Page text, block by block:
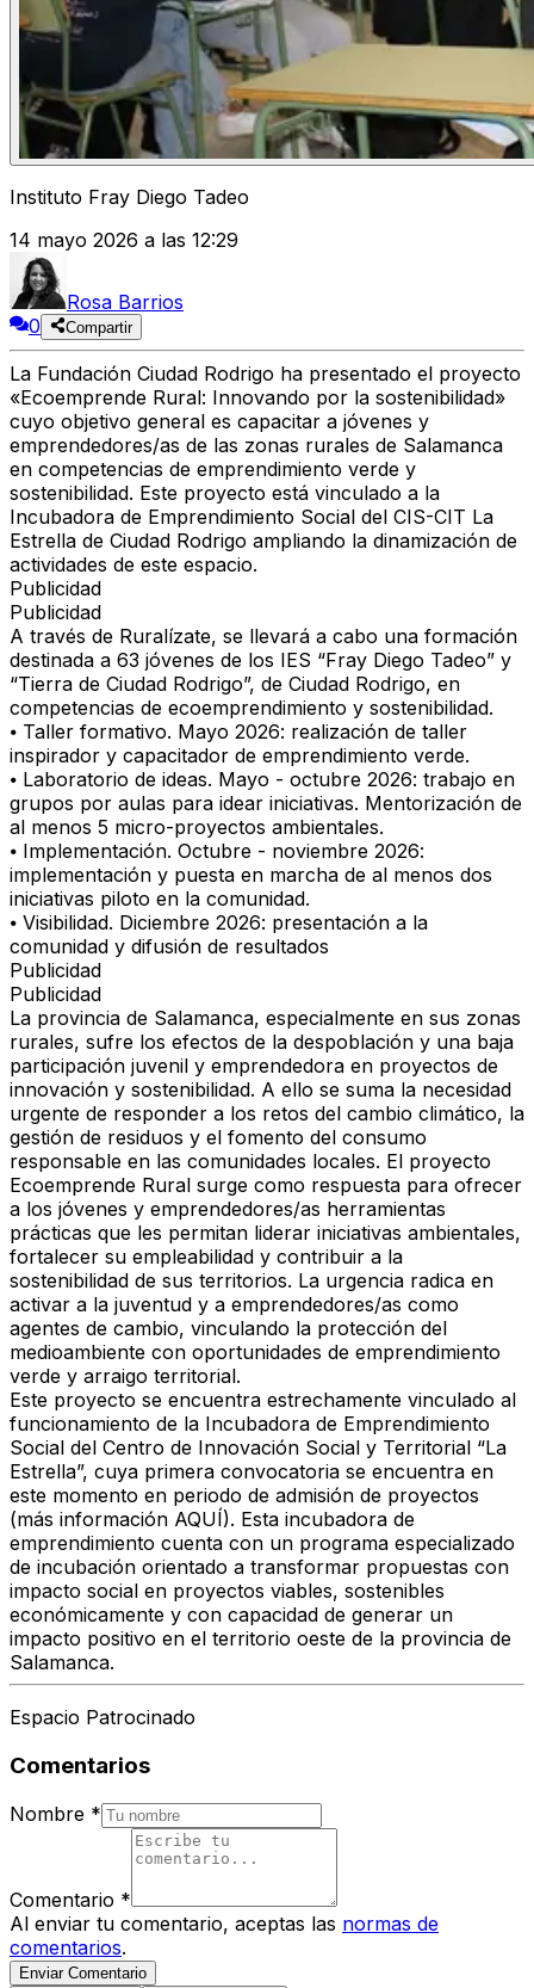
Instituto Fray Diego Tadeo
14 mayo 2026 a las 12:29
Rosa Barrios
0
Compartir
La Fundación Ciudad Rodrigo ha presentado el proyecto
«Ecoemprende Rural: Innovando por la sostenibilidad»
cuyo objetivo general es capacitar a jóvenes y
emprendedores/as de las zonas rurales de Salamanca
en competencias de emprendimiento verde y
sostenibilidad. Este proyecto está vinculado a la
Incubadora de Emprendimiento Social del CIS-CIT La
Estrella de Ciudad Rodrigo ampliando la dinamización de
actividades de este espacio.
Publicidad
Publicidad
A través de Ruralízate, se llevará a cabo una formación
destinada a 63 jóvenes de los IES “Fray Diego Tadeo” y
“Tierra de Ciudad Rodrigo”, de Ciudad Rodrigo, en
competencias de ecoemprendimiento y sostenibilidad.
⦁ Taller formativo. Mayo 2026: realización de taller
inspirador y capacitador de emprendimiento verde.
⦁ Laboratorio de ideas. Mayo - octubre 2026: trabajo en
grupos por aulas para idear iniciativas. Mentorización de
al menos 5 micro-proyectos ambientales.
⦁ Implementación. Octubre - noviembre 2026:
implementación y puesta en marcha de al menos dos
iniciativas piloto en la comunidad.
⦁ Visibilidad. Diciembre 2026: presentación a la
comunidad y difusión de resultados
Publicidad
Publicidad
La provincia de Salamanca, especialmente en sus zonas
rurales, sufre los efectos de la despoblación y una baja
participación juvenil y emprendedora en proyectos de
innovación y sostenibilidad. A ello se suma la necesidad
urgente de responder a los retos del cambio climático, la
gestión de residuos y el fomento del consumo
responsable en las comunidades locales. El proyecto
Ecoemprende Rural surge como respuesta para ofrecer
a los jóvenes y emprendedores/as herramientas
prácticas que les permitan liderar iniciativas ambientales,
fortalecer su empleabilidad y contribuir a la
sostenibilidad de sus territorios. La urgencia radica en
activar a la juventud y a emprendedores/as como
agentes de cambio, vinculando la protección del
medioambiente con oportunidades de emprendimiento
verde y arraigo territorial.
Este proyecto se encuentra estrechamente vinculado al
funcionamiento de la Incubadora de Emprendimiento
Social del Centro de Innovación Social y Territorial “La
Estrella”, cuya primera convocatoria se encuentra en
este momento en periodo de admisión de proyectos
(más información AQUÍ). Esta incubadora de
emprendimiento cuenta con un programa especializado
de incubación orientado a transformar propuestas con
impacto social en proyectos viables, sostenibles
económicamente y con capacidad de generar un
impacto positivo en el territorio oeste de la provincia de
Salamanca.
Espacio Patrocinado
Comentarios
Nombre *
Comentario *
Al enviar tu comentario, aceptas las normas de
comentarios.
Enviar Comentario